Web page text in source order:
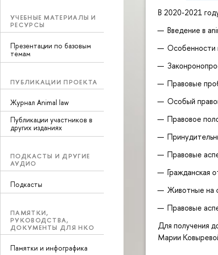
УЧЕБНЫЕ МАТЕРИАЛЫ И
РЕСУРСЫ
Презентации по базовым
темам
ПУБЛИКАЦИИ ПРОЕКТА
Журнал Animal law
Публикации участников в
других изданиях
ПОДКАСТЫ И ДРУГИЕ
АУДИО
Подкасты
ПАМЯТКИ,
РУКОВОДСТВА,
ДОКУМЕНТЫ ДЛЯ НКО
Памятки и инфографика
В 2020-2021
Введение в
Особенности
Правовые
Особый
Правовое
Правовые
Гражданская
Животные на
Правовые
Для получения
Марии